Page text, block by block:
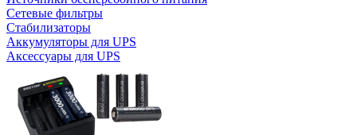
Сетевые фильтры
Стабилизаторы
Аккумуляторы для UPS
Аксессуары для UPS